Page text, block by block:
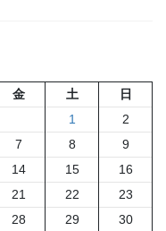
金 土
日
1
2
7 8
9
14 15
16
21 22
23
28 29
30